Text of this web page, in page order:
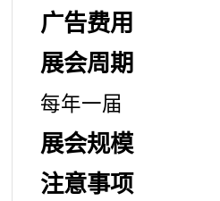
广告费用
展会周期
每年一届
展会规模
注意事项